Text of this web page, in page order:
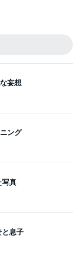
妄想
ング
写真
と息子